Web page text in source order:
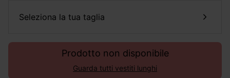
seleziona la tua taglia
Prodotto non disponibile
Guarda tutti vestiti lunghi